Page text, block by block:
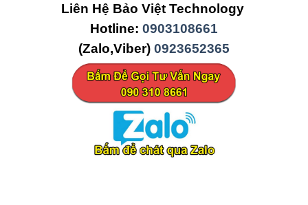
Liên Hệ Bảo Việt Technology
Hotline: 0903108661
(Zalo,Viber) 0923652365